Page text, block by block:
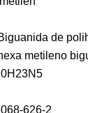
de
metileno
626-2